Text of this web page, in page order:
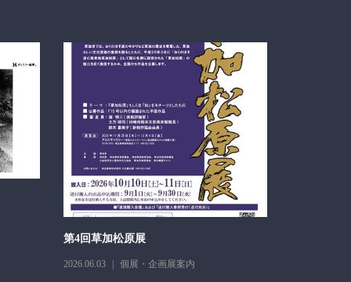
第4回草加松原展
2026.06.03 個展・企画展案内